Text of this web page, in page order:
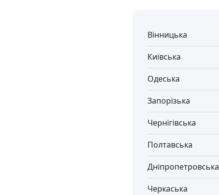
Вінницька
Київська
Одеська
Запорізька
Чернігівська
Полтавська
Дніпропетровська
Черкаська